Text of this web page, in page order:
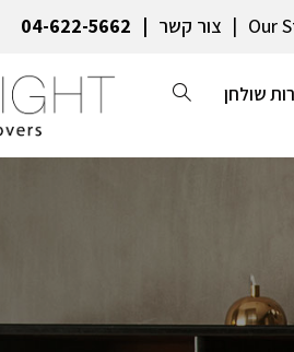
Our צור קשר 04-622-5662‏
שולחן